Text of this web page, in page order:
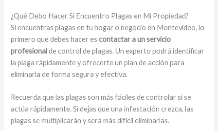
¿Qué Debo Hacer Si Encuentro Plagas en Mi Propiedad?
Si encuentras plagas en tu hogar o negocio en Montevideo, lo
primero que debes hacer escontactar a un servicio
profesionalde control de plagas. Un experto podrá identificar
la plaga rápidamente y ofrecerte un plan de acción para
eliminarla de forma segura y efectiva.
Recuerda que las plagas son más fáciles de controlar si se
actúa rápidamente. Si dejas que una infestación crezca, las
plagas se multiplicarán y será más difícil eliminarlas.